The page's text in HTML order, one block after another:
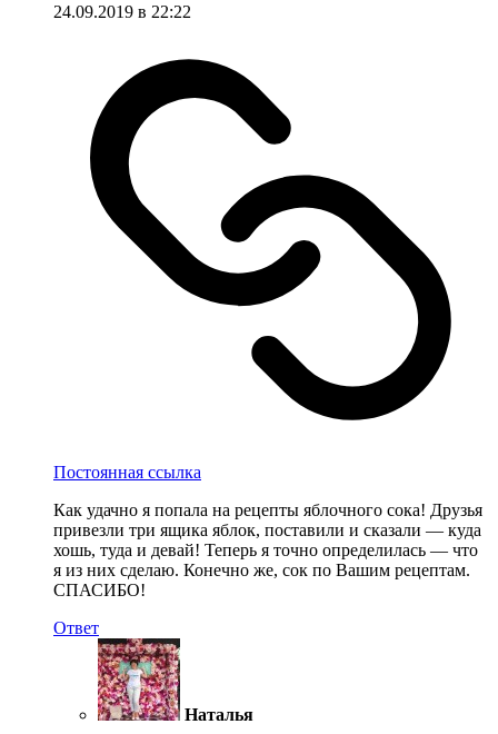
24.09.2019 в 22:22
Постоянная ссылка
Как удачно я попала на рецепты яблочного сока! Друзья
привезли три ящика яблок, поставили и сказали — куда
хошь, туда и девай! Теперь я точно определилась — что
я из них сделаю. Конечно же, сок по Вашим рецептам.
СПАСИБО!
Ответ
Наталья